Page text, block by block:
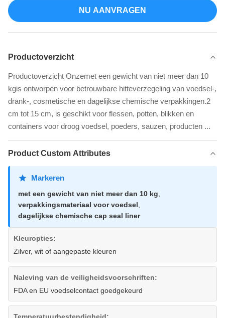
NU AANVRAGEN
Productoverzicht
Productoverzicht Onzemet een gewicht van niet meer dan 10
kgis ontworpen voor betrouwbare hitteverzegeling van voedsel-,
drank-, cosmetische en dagelijkse chemische verpakkingen.2
cm tot 15 cm, is geschikt voor flessen, potten, blikken en
containers voor droog voedsel, poeders, sauzen, producten ...
Product Custom Attributes
Markeren
met een gewicht van niet meer dan 10 kg,
verpakkingsmateriaal voor voedsel,
dagelijkse chemische cap seal liner
Kleuropties:
Zilver, wit of aangepaste kleuren
Naleving van de veiligheidsvoorschriften:
FDA en EU voedselcontact goedgekeurd